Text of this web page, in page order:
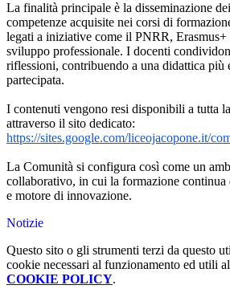
La finalità principale è la disseminazione
competenze acquisite nei corsi di
legati a iniziative come il PNRR,
sviluppo professionale. I docenti
riflessioni, contribuendo a una didattica più
partecipata.
I contenuti vengono resi disponibili a tutta
attraverso il sito dedicato:
https://sites.google.com/liceojacopone.it/
La Comunità si configura così come un
collaborativo, in cui la formazione continua
e motore di innovazione.
Notizie
Questo sito o gli strumenti terzi da questo
cookie necessari al funzionamento ed utili
COOKIE POLICY.